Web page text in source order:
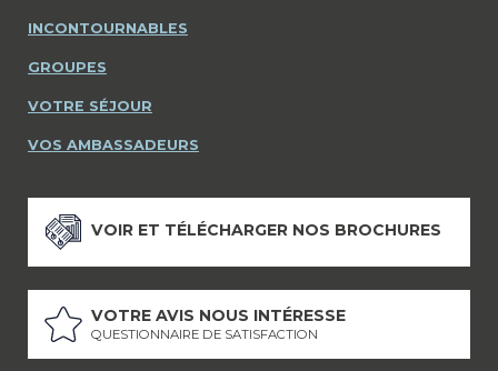
INCONTOURNABLES
GROUPES
VOTRE SÉJOUR
VOS AMBASSADEURS
VOIR ET TÉLÉCHARGER NOS BROCHURES
VOTRE AVIS NOUS INTÉRESSE
QUESTIONNAIRE DE SATISFACTION